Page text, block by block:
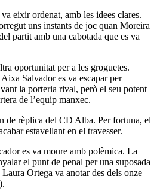
eixir ordenat, amb les idees clares.
uns instants de joc quan Moreira
partit amb una cabotada que es va
oportunitat per a les groguetes.
Salvador es va escapar per
la porteria rival, però el seu potent
de l’equip manxec.
de rèplica del CD Alba. Per fortuna, el
estavellant en el travesser.
es va moure amb polèmica. La
el punt de penal per una suposada
Ortega va anotar des dels onze